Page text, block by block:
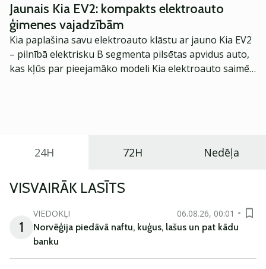
Jaunais Kia EV2: kompakts elektroauto
ģimenes vajadzībām
Kia paplašina savu elektroauto klāstu ar jauno Kia EV2
– pilnībā elektrisku B segmenta pilsētas apvidus auto,
kas kļūs par pieejamāko modeli Kia elektroauto saimē
24H 72H Nedēļa
VISVAIRĀK LASĪTS
1
VIEDOKĻI
06.08.26, 00:01
Norvēģija piedāvā naftu, kuģus, lašus un pat kādu
banku